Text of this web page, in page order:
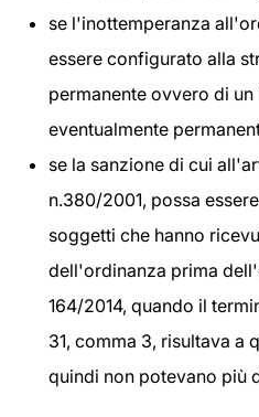
se l'inottemperanza
essere configurato alla
permanente ovvero di
eventualmente
se la sanzione di cui
n.380/2001, possa
soggetti che hanno
dell'ordinanza prima
164/2014, quando il
31, comma 3, risultava a
quindi non potevano più